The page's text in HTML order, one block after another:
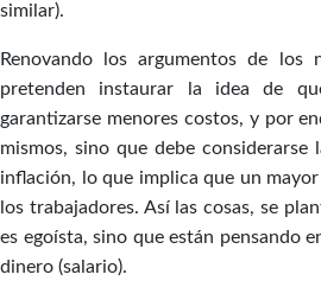
similar).
Renovando los argumentos de los
pretenden instaurar la idea de
garantizarse menores costos, y por
mismos, sino que debe
inflación, lo que implica que un
los trabajadores. Así las cosas, se
es egoísta, sino que están pensando
dinero (salario).